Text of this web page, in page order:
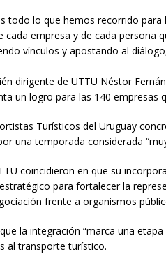
todo lo que hemos recorrido
cada empresa y de cada persona
vínculos y apostando al
dirigente de UTTU Néstor
un logro para las 140 empresas
Turísticos del Uruguay
una temporada considerada
coincidieron en que su
para fortalecer la
frente a organismos
la integración “marca una
al transporte turístico.